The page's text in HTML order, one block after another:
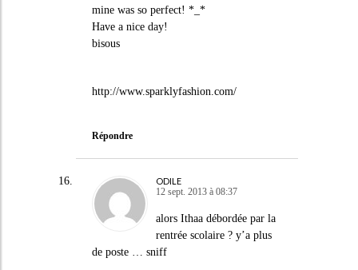
mine was so perfect! *_*
Have a nice day!
bisous
http://www.sparklyfashion.com/
Répondre
ODILE
12 sept. 2013 à 08:37
alors Ithaa débordée par la
rentrée scolaire ? y’a plus
de poste … sniff